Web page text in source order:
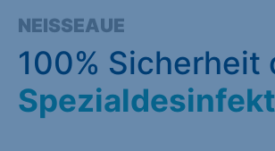
NEISSEAUE
100% Sicherheit